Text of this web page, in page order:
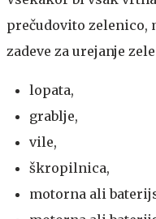
prečudovito zelenico,
zadeve za urejanje
lopata,
grablje,
vile,
škropilnica,
motorna ali